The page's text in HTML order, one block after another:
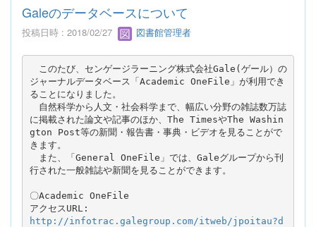
Galeのデータベースについて
投稿日時 : 2018/02/27 図書館管理者
このたび、センゲージラーニング株式会社Gale(ゲール）の
ジャーナルデータベース「Academic OneFile」が利用でき
ることになりました。
自然科学から人文・社会科学まで、幅広い分野の雑誌数万誌
に掲載された論文や記事のほか、The TimesやThe Washin
gton Post等の新聞・報告書・事典・ビデオを見ることがで
きます。
また、「General OneFile」では、Galeグループから刊
行された一般雑誌や新聞を見ることができます。
〇Academic OneFile
http://infotrac.galegroup.com/itweb/jpoitau?d